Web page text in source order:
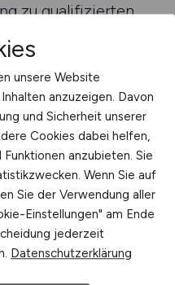
zu qualifizierten
Beratung für
stehen vor der
angesichts des
gestalten können.
unsere Website
anzuzeigen. Davon
und Sicherheit unserer
Cookies dabei helfen,
anzubieten. Sie
Wenn Sie auf
Sie der Verwendung aller
Einstellungen" am Ende
jederzeit
Datenschutzerklärung